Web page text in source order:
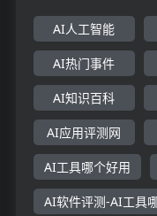
AI人工智能
AI热门事件
AI知识百科
AI应用评测网
AI工具哪个好用
AI软件评测-AI工具